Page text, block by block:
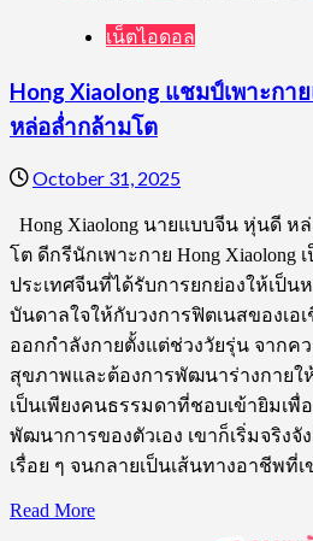
เน็ตไอดอล
Hong Xiaolong แชมป์เพาะกา
หล่อล่ำกล้ามโต
October 31, 2025
Hong Xiaolong นายแบบจีน หุ่นดี
โต ดีกรีนักเพาะกาย Hong Xiaolong
ประเทศจีนที่ได้รับการยกย่องให้เป็น
บันดาลใจให้กับวงการฟิตเนสของเอ
ออกกำลังกายตั้งแต่ช่วงวัยรุ่น จาก
สุขภาพและต้องการพัฒนาร่างกายใ
เป็นเพียงคนธรรมดาที่ชอบเข้ายิมเพื่
พัฒนาการของตัวเอง เขาก็เริ่มจริง
เรื่อย ๆ จนกลายเป็นเส้นทางอาชีพที่
Read MoreRead